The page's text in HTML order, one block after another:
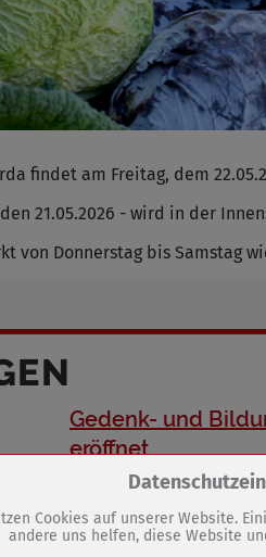
findet am Freitag, dem
21.05.2026 - wird in der
von Donnerstag bis Samstag
Gedenk- und
eröffnet
Zum Betrieb der Seite
PHP Session Cookie
Cookies auf unserer Website.
andere uns helfen, diese Website